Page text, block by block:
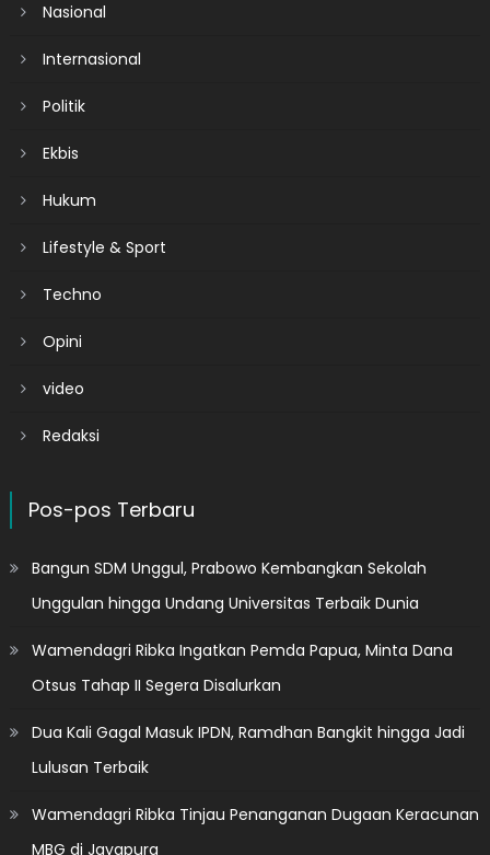
Nasional
Internasional
Politik
Ekbis
Hukum
Lifestyle & Sport
Techno
Opini
video
Redaksi
Pos-pos Terbaru
Bangun SDM Unggul, Prabowo Kembangkan Sekolah
Unggulan hingga Undang Universitas Terbaik Dunia
Wamendagri Ribka Ingatkan Pemda Papua, Minta Dana
Otsus Tahap II Segera Disalurkan
Dua Kali Gagal Masuk IPDN, Ramdhan Bangkit hingga Jadi
Lulusan Terbaik
Wamendagri Ribka Tinjau Penanganan Dugaan Keracunan
MBG di Jayapura